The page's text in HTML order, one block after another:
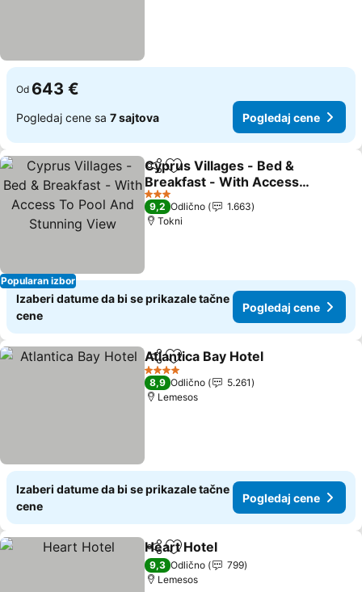
Od 643 €
Pogledaj cene sa 7 sajtova Pogledaj cene
Popularan izbor
Deli Dodati u favorite
Cyprus Villages - Bed &
Breakfast - With Access
To Pool And Stunning
View
3 Zvezdice
9,2 Odlično
1.663
Tokni
Izaberi datume da bi se prikazale tačne
cene
Pogledaj cene
Deli Dodati u favorite
Atlantica Bay Hotel
4 Zvezdice
8,9 Odlično
5.261
Lemesos
Izaberi datume da bi se prikazale tačne
cene
Pogledaj cene
Deli Dodati u favorite
Heart Hotel
9,3 Odlično
799
Lemesos